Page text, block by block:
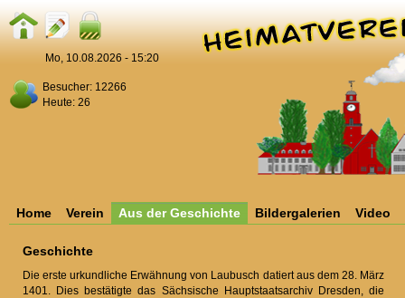
Mo, 10.08.2026 - 15:20
Besucher: 12266
Heute: 26
Home Verein Aus der Geschichte Bildergalerien Video
Geschichte
Die erste urkundliche Erwähnung von Laubusch datiert aus dem 28. März
1401. Dies bestätigte das Sächsische Hauptstaatsarchiv Dresden, die